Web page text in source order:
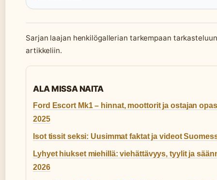
Sarjan laajan henkilögallerian tarkempaan
artikkeliin.
ALA MISSA NAITA
Ford Escort Mk1 – hinnat, moottorit ja ostajan opas
2025
Isot tissit seksi: Uusimmat faktat ja videot
Lyhyet hiukset miehillä: viehättävyys, tyylit ja
2026